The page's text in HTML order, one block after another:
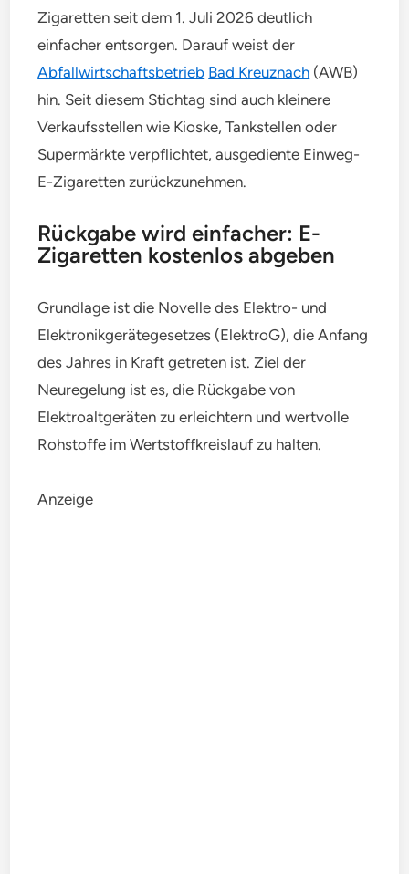
Zigaretten seit dem 1. Juli 2026 deutlich
einfacher entsorgen. Darauf weist der
Abfallwirtschaftsbetrieb Bad Kreuznach (AWB)
hin. Seit diesem Stichtag sind auch kleinere
Verkaufsstellen wie Kioske, Tankstellen oder
Supermärkte verpflichtet, ausgediente Einweg-
E-Zigaretten zurückzunehmen.
Rückgabe wird einfacher: E-
Zigaretten kostenlos abgeben
Grundlage ist die Novelle des Elektro- und
Elektronikgerätegesetzes (ElektroG), die Anfang
des Jahres in Kraft getreten ist. Ziel der
Neuregelung ist es, die Rückgabe von
Elektroaltgeräten zu erleichtern und wertvolle
Rohstoffe im Wertstoffkreislauf zu halten.
Anzeige